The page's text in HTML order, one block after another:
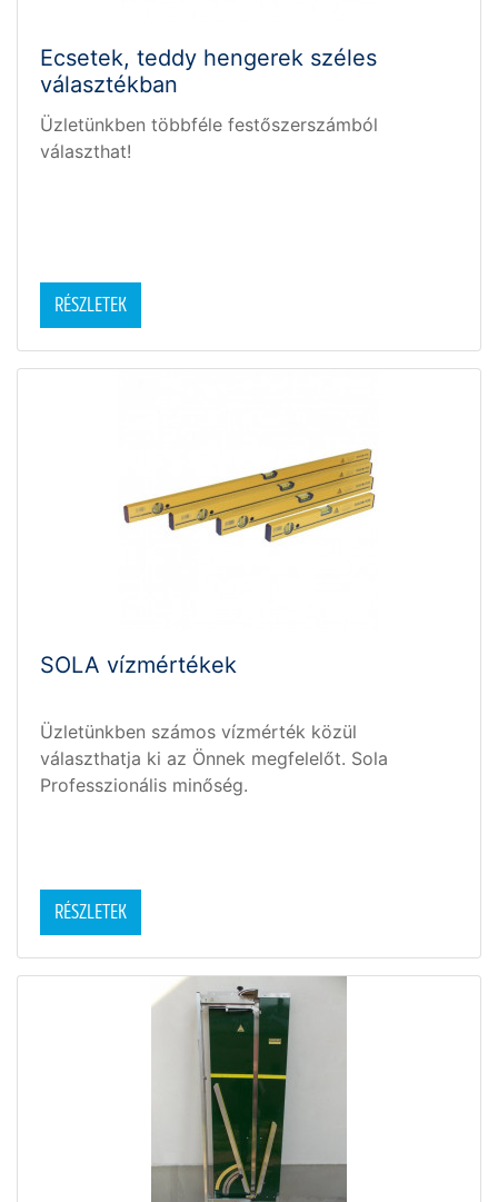
Ecsetek, teddy hengerek széles
választékban
Üzletünkben többféle festőszerszámból
választhat!
RÉSZLETEK
SOLA vízmértékek
Üzletünkben számos vízmérték közül
választhatja ki az Önnek megfelelőt. Sola
Professzionális minőség.
RÉSZLETEK